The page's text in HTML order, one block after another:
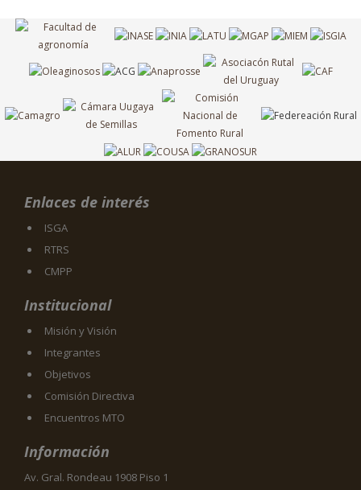
Enlaces de interés
ISGA
RTRS
CMPP
Institucional
Misión y Visión
Integrantes
Objetivos
Comisión Directiva
Encuentros MTO
Información
Av. Gral. Rondeau 1908 Piso 1